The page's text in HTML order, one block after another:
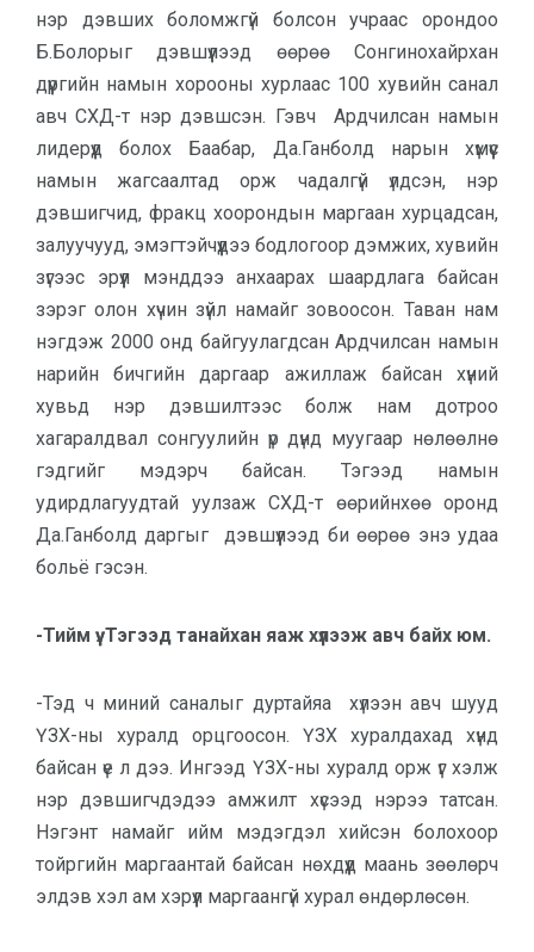
нэр дэвших боломжгүй болсон учраас орондоо
Б.Болорыг дэвшүүлээд өөрөө Сонгинохайрхан
дүүргийн намын хорооны хурлаас 100 хувийн санал
авч СХД-т нэр дэвшсэн. Гэвч Ардчилсан намын
лидерүүд болох Баабар, Да.Ганболд нарын хүмүүс
намын жагсаалтад орж чадалгүй үлдсэн, нэр
дэвшигчид, фракц хоорондын маргаан хурцадсан,
залуучууд, эмэгтэйчүүдээ бодлогоор дэмжих, хувийн
зүгээс эрүүл мэнддээ анхаарах шаардлага байсан
зэрэг олон хүчин зүйл намайг зовоосон. Таван нам
нэгдэж 2000 онд байгуулагдсан Ардчилсан намын
нарийн бичгийн даргаар ажиллаж байсан хүний
хувьд нэр дэвшилтээс болж нам дотроо
хагаралдвал сонгуулийн үр дүнд муугаар нөлөөлнө
гэдгийг мэдэрч байсан. Тэгээд намын
удирдлагуудтай уулзаж СХД-т өөрийнхөө оронд
Да.Ганболд даргыг дэвшүүлээд би өөрөө энэ удаа
больё гэсэн.
-Тийм үү. Тэгээд танайхан яаж хүлээж авч байх юм.
-Тэд ч миний саналыг дуртайяа хүлээн авч шууд
ҮЗХ-ны хуралд орцгоосон. ҮЗХ хуралдахад хүнд
байсан үе л дээ. Ингээд ҮЗХ-ны хуралд орж үг хэлж
нэр дэвшигчдэдээ амжилт хүсээд нэрээ татсан.
Нэгэнт намайг ийм мэдэгдэл хийсэн болохоор
тойргийн маргаантай байсан нөхдүүд маань зөөлөрч
элдэв хэл ам хэрүүл маргаангүй хурал өндөрлөсөн.